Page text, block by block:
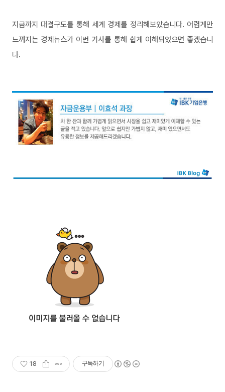
지금까지 대결구도를 통해 세계 경제를 정리해보았습니다. 어렵게만
느껴지는 경제뉴스가 이번 기사를 통해 쉽게 이해되었으면 좋겠습니
다.
18 구독하기